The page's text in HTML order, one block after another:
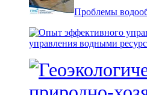
Проблемы
управления водными